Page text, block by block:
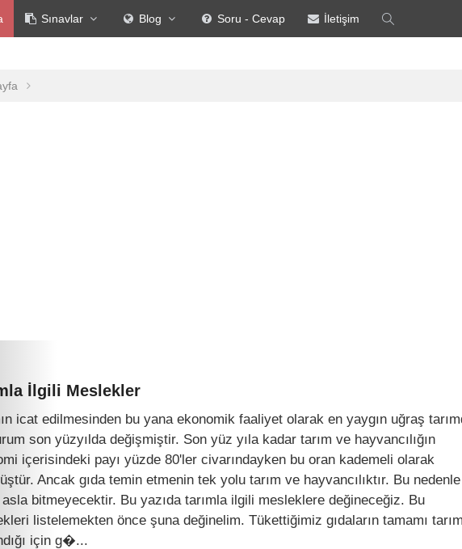
Sınavlar Blog Soru - Cevap İletişim
İlgili Meslekler
icat edilmesinden bu yana ekonomik faaliyet olarak en yaygın uğraş
son yüzyılda değişmiştir. Son yüz yıla kadar tarım ve hayvancılığın
içerisindeki payı yüzde 80'ler civarındayken bu oran kademeli olarak
Ancak gıda temin etmenin tek yolu tarım ve hayvancılıktır. Bu nedenle
asla bitmeyecektir. Bu yazıda tarımla ilgili mesleklere değineceğiz. Bu
listelemekten önce şuna değinelim. Tükettiğimiz gıdaların tamamı
için g�...